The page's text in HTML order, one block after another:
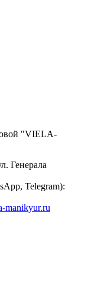
"VIELA-
Генерала
Telegram):
manikyur.ru